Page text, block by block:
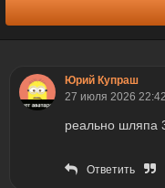
Юрий Купраш
27 июля 2026 22:42
реально шляпа
Ответить